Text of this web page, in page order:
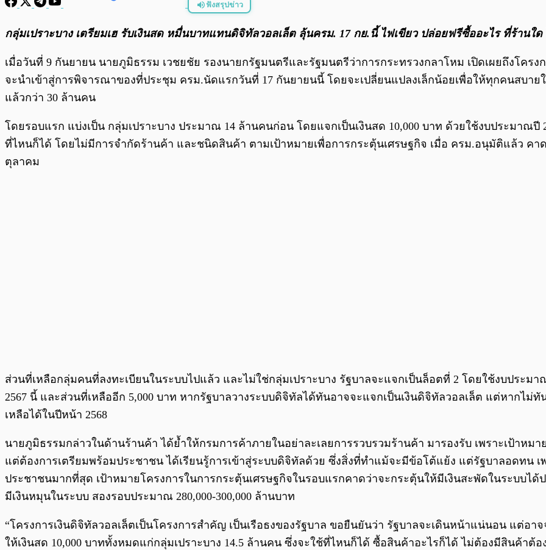
ฟังสรุปข่าว
พร้อมเล่น
กลุ่มเปราะบาง เตรียมเฮ รับเงินสด หมื่นบาทแทนดิจิทัลวอลเล็ต ลุ้นครม. 17 กย.นี้ ไฟเขียว ปล่อยฟรีซื้ออะไร ที่ร้านใ
เมื่อวันที่ 9 กันยายน นายภูมิธรรม เวชยชัย รองนายกรัฐมนตรีและรัฐมนตรีว่าการกระทรวงกลาโหม เปิดเผยถึงโคร
จะนำเข้าสู่การพิจารณาของที่ประชุม ครม.นัดแรกวันที่ 17 กันยายนนี้ โดยจะเปลี่ยนแปลงเล็กน้อยเพื่อให้ทุกคนสบา
แล้วกว่า 30 ล้านคน
โดยรอบแรก แบ่งเป็น กลุ่มเปราะบาง ประมาณ 14 ล้านคนก่อน โดยแจกเป็นเงินสด 10,000 บาท ด้วยใช้งบประมาณ
ที่ไหนก็ได้ โดยไม่มีการจำกัดร้านค้า และชนิดสินค้า ตามเป้าหมายเพื่อการกระตุ้นเศรษฐกิจ เมื่อ ครม.อนุมัติแล้ว ค
ตุลาคม
ส่วนที่เหลือกลุ่มคนที่ลงทะเบียนในระบบไปแล้ว และไม่ใช่กลุ่มเปราะบาง รัฐบาลจะแจกเป็นล็อตที่ 2 โดยใช้งบประมา
2567 นี้ และส่วนที่เหลืออีก 5,000 บาท หากรัฐบาลวางระบบดิจิทัลได้ทันอาจจะแจกเป็นเงินดิจิทัลวอลเล็ต แต่หากไม่
เหลือได้ในปีหน้า 2568
นายภูมิธรรมกล่าวในด้านร้านค้า ได้ย้ำให้กรมการค้าภายในอย่าละเลยการรวบรวมร้านค้า มารองรับ เพราะเป้าหมา
แต่ต้องการเตรียมพร้อมประชาชน ได้เรียนรู้การเข้าสู่ระบบดิจิทัลด้วย ซึ่งสิ่งที่ทำแม้จะมีข้อโต้แย้ง แต่รัฐบาลอดทน
ประชาชนมากที่สุด เป้าหมายโครงการในการกระตุ้นเศรษฐกิจในรอบแรกคาดว่าจะกระตุ้นให้มีเงินสะพัดในระบบไ
มีเงินหมุนในระบบ สองรอบประมาณ 280,000-300,000 ล้านบาท
“โครงการเงินดิจิทัลวอลเล็ตเป็นโครงการสำคัญ เป็นเรือธงของรัฐบาล ขอยืนยันว่า รัฐบาลจะเดินหน้าแน่นอน แต่อา
ให้เงินสด 10,000 บาททั้งหมดแก่กลุ่มเปราะบาง 14.5 ล้านคน ซึ่งจะใช้ที่ไหนก็ได้ ซื้อสินค้าอะไรก็ได้ ไม่ต้องมีสินค้าต้